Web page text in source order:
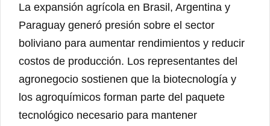
La expansión agrícola en Brasil, Argentina y
Paraguay generó presión sobre el sector
boliviano para aumentar rendimientos y reducir
costos de producción. Los representantes del
agronegocio sostienen que la biotecnología y
los agroquímicos forman parte del paquete
tecnológico necesario para mantener